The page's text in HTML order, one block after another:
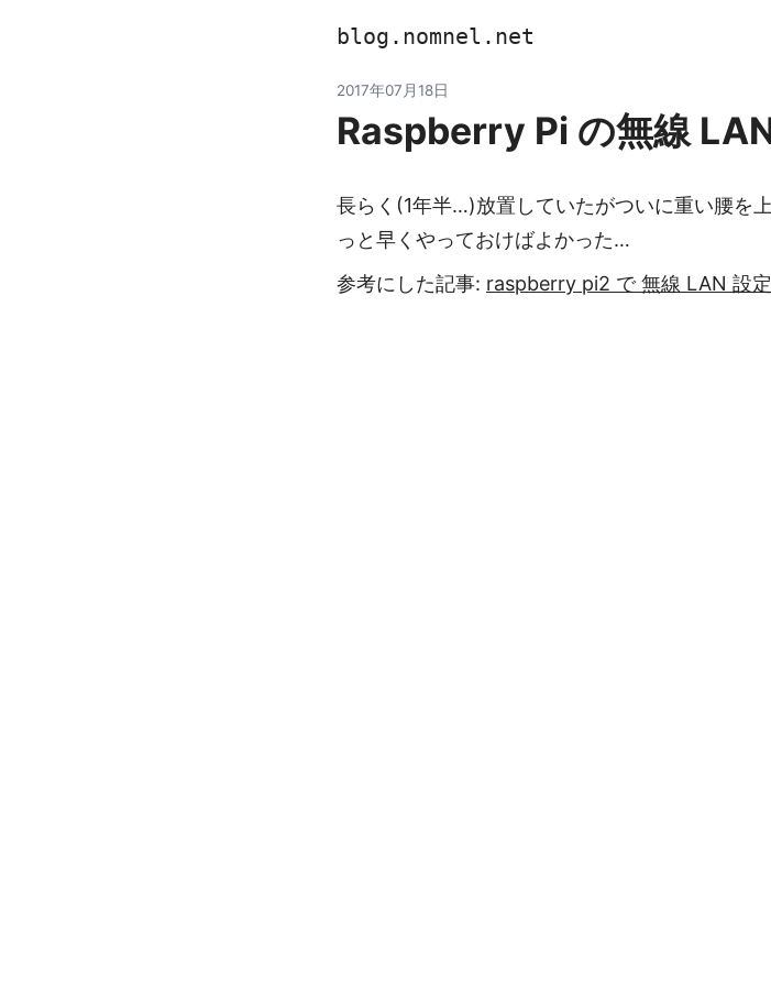
blog.nomnel.net
2017年07月18日
Raspberry Pi の無線
長らく(1年半…)放置していたがついに重い腰を
っと早くやっておけばよかった…
参考にした記事: raspberry pi2 で 無線 LAN 設